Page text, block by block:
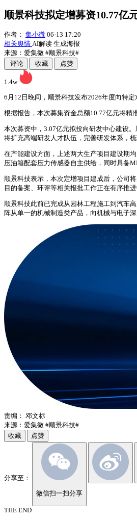
顺景科技拟定增募资10.77亿
作者： 集小微 06-13 17:20
相关舆情 AI解读 生成海报
来源：爱集微 #顺景科技#
评论
收藏 点赞
1.4w
6月12日晚间，顺景科技发布2026年度向特
根据报告，本次募集资金总额10.77亿元将精
本次募资中，3.07亿元拟投向研发中心建设
将扩充高端研发人才队伍，完善研发体系，
在产能建设方面，上述两大生产项目建设期
压油箱配套压力传感器自主供给，同时具备
顺景科技表示，本次定增项目建成后，公司
目的备案、环评等相关报批工作正在有序推进
顺景科技此前已完成从园林工程施工到汽车
阵从单一的机械制造类产品，向机械与电子
责编： 邓文标
来源：爱集微 #顺景科技#
收藏
点赞
分享至：
微信扫一扫分享
THE END